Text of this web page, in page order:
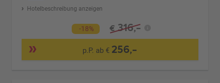
Hotelbeschreibung anzeigen
-18% € 316,-
p.P. ab € 256,-